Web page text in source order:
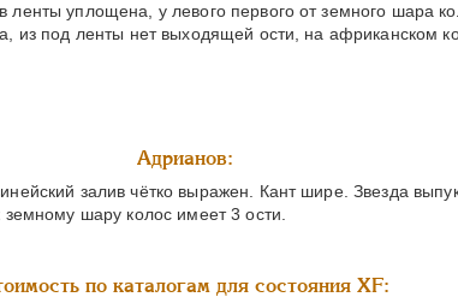
уплощена, у левого первого от земного шара
из под ленты нет выходящей ости, на африканском
Адрианов:
залив чётко выражен. Кант шире. Звезда
шару колос имеет 3 ости.
по каталогам для состояния XF: